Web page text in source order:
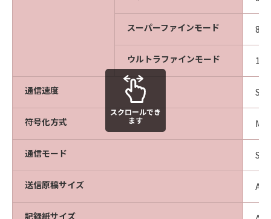
スーパーファインモード 8
ウルトラファインモード 16
通信速度
符号化方式 MH
通信モード
送信原稿サイズ A3
記録紙サイズ
スクロールでき
ます